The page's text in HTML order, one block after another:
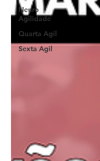
Neuro
Agilidade
Quarta Agil
Sexta Agil